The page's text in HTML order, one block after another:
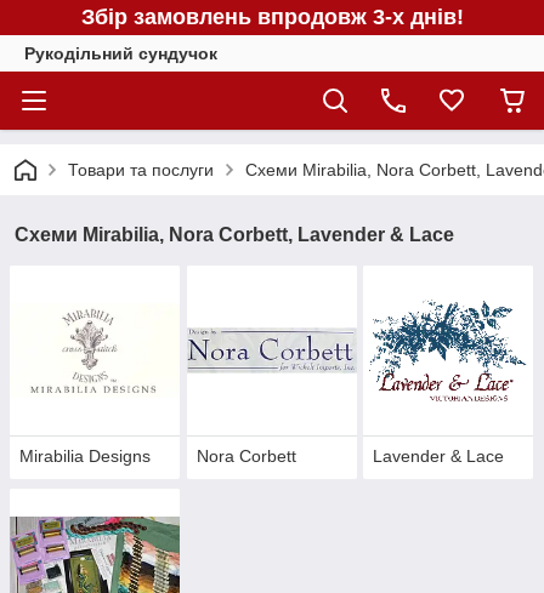
Збір замовлень впродовж 3-х днів!
Рукодільний сундучок
Товари та послуги Схеми Mirabilia, Nora Corbett,
Схеми Mirabilia, Nora Corbett, Lavender & Lace
Mirabilia Designs Nora Corbett Lavender & Lace